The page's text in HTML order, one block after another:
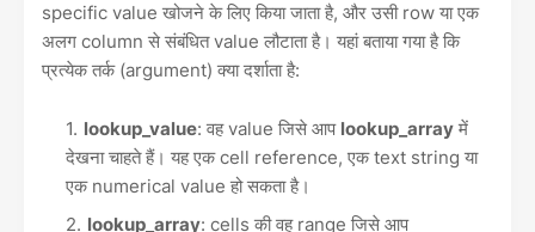
specific value खोजने के लिए किया जाता है, और उसी row या एक
अलग column से संबंधित value लौटाता है। यहां बताया गया है कि
प्रत्येक तर्क (argument) क्या दर्शाता है:
lookup_value: वह value जिसे आप lookup_array में
देखना चाहते हैं। यह एक cell reference, एक text string या
एक numerical value हो सकता है।
lookup_array: cells की वह range जिसे आप